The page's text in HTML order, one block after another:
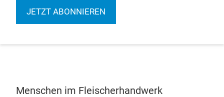
JETZT ABONNIEREN
Menschen im Fleischerhandwerk